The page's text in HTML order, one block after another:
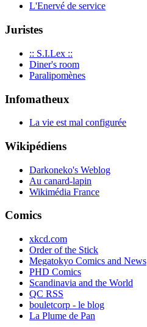
L'Enervé de service
Juristes
:: S.I.Lex ::
Diner's room
Paralipomènes
Infomatheux
La vie est mal configurée
Wikipédiens
Darkoneko's Weblog
Au canard-lapin
Wikimédia France
Comics
xkcd.com
Order of the Stick
Megatokyo Comics and News
PHD Comics
Scandinavia and the World
QC RSS
bouletcorp - le blog
La Plume de Pan